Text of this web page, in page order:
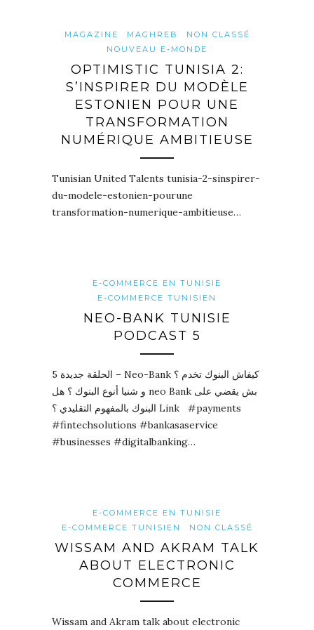
MAGAZINE MAGHREB
NON CLASSÉ
NOUVEAU E-MONDE
OPTIMISTIC TUNISIA 2:
S’INSPIRER DU MODÈLE
ESTONIEN POUR UNE
TRANSFORMATION
NUMÉRIQUE AMBITIEUSE
Tunisian United Talents tunisia-2-sinspirer-
du-modele-estonien-pourune
transformation-numerique-ambitieuse…
E-COMMERCE EN TUNISIE
E-COMMERCE TUNISIEN
NEO-BANK TUNISIE
PODCAST 5
الحلقة جديدة 5 – Neo-Bank كيفاش البنوك تخدم ؟
و شنيا أنوع البنوك ؟ هل neo Bank بش يقضي على
البنوك بالمفهوم التقليدي ؟ Link #payments
#fintechsolutions #bankasaservice
#businesses #digitalbanking…
E-COMMERCE EN TUNISIE
E-COMMERCE TUNISIEN
NON CLASSÉ
WISSAM AND AKRAM TALK
ABOUT ELECTRONIC
COMMERCE
Wissam and Akram talk about electronic